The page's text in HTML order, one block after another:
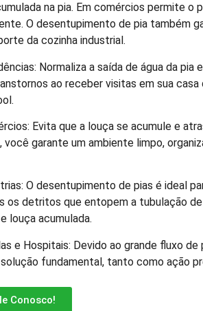
na pia. Em comércios permite o
O desentupimento de pia também
da cozinha industrial.
Normaliza a saída de água da pia
ao receber visitas em sua
Evita que a louça se acumule e
garante um ambiente limpo,
O desentupimento de pias é ideal
os detritos que entopem a tubulação
louça acumulada.
e Hospitais: Devido ao grande fluxo
fundamental, tanto como ação
Conosco!